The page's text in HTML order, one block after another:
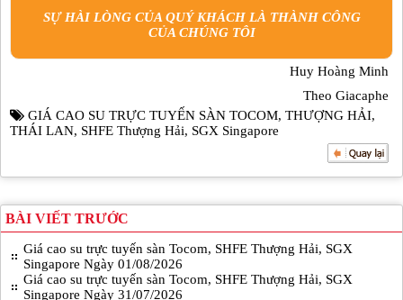
SỰ HÀI LÒNG CỦA QUÝ KHÁCH LÀ THÀNH CÔNG
CỦA CHÚNG TÔI
Huy Hoàng Minh
Theo Giacaphe
GIÁ CAO SU TRỰC TUYẾN SÀN TOCOM, THƯỢNG HẢI,
THÁI LAN, SHFE Thượng Hải, SGX Singapore
BÀI VIẾT TRƯỚC
Giá cao su trực tuyến sàn Tocom, SHFE Thượng Hải, SGX
Singapore Ngày 01/08/2026
Giá cao su trực tuyến sàn Tocom, SHFE Thượng Hải, SGX
Singapore Ngày 31/07/2026